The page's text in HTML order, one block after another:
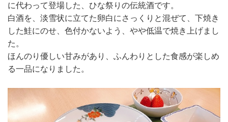
に代わって登場した、ひな祭りの伝統酒です。
白酒を、淡雪状に立てた卵白にさっくりと混ぜて、下焼き
した鮭にのせ、色付かないよう、やや低温で焼き上げまし
た。
ほんのり優しい甘みがあり、ふんわりとした食感が楽しめ
る一品になりました。